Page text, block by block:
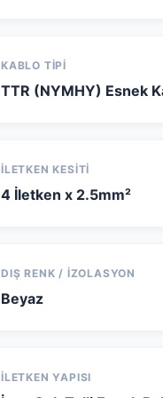
KABLO TIPI
TTR (NYMHY) Esnek
İLETKEN KESITI
4 İletken x 2.5mm²
DIŞ RENK / İZOLASYON
Beyaz
İLETKEN YAPISI